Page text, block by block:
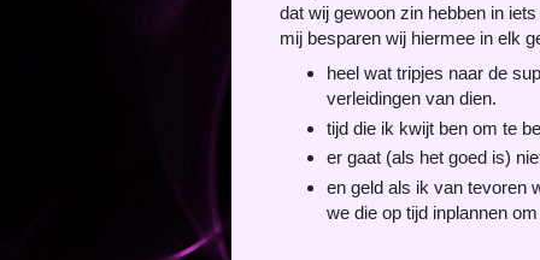
dat wij gewoon zin hebben in
mij besparen wij hiermee in elk
heel wat tripjes naar de
verleidingen van dien.
tijd die ik kwijt ben om te
er gaat (als het goed is)
en geld als ik van tevoren
we die op tijd inplannen